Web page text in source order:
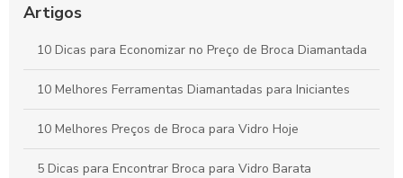
Seus Projetos
Como Escolher a Broca para Furação em Vidro Ideal para
Seus Projetos
Artigos
10 Dicas para Economizar no Preço de Broca Diamantada
10 Melhores Ferramentas Diamantadas para Iniciantes
10 Melhores Preços de Broca para Vidro Hoje
5 Dicas para Encontrar Broca para Vidro Barata